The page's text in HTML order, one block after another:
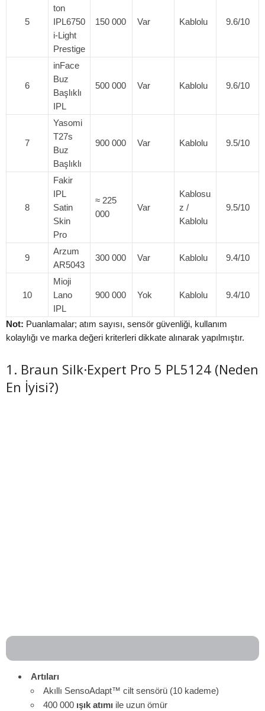
5
ton
IPL6750
i-Light
Prestige
150 000 Var Kablolu 9.6/10
6
inFace
Buz
Başlıklı
IPL
500 000 Var Kablolu 9.6/10
7
Yasomi
T27s
Buz
Başlıklı
900 000 Var Kablolu 9.5/10
8
Fakir
IPL
Satin
Skin
Pro
≈ 225
000
Var
Kablosu
z /
Kablolu
9.5/10
9
Arzum
AR5043
300 000 Var Kablolu 9.4/10
10
Mioji
Lano
IPL
900 000 Yok Kablolu 9.4/10
Not: Puanlamalar; atım sayısı, sensör güvenliği, kullanım
kolaylığı ve marka değeri kriterleri dikkate alınarak yapılmıştır.
1. Braun Silk·Expert Pro 5 PL5124 (Neden
En İyisi?)
Artıları
Akıllı SensoAdapt™ cilt sensörü (10 kademe)
400 000 ışık atımı ile uzun ömür